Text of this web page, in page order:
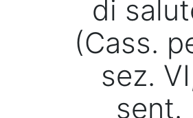
di
(Cass.
sez.
sent.